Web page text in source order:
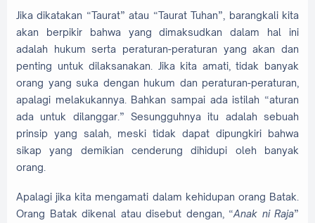
Jika dikatakan “Taurat” atau “Taurat Tuhan”, barangkali kita
akan berpikir bahwa yang dimaksudkan dalam hal ini
adalah hukum serta peraturan-peraturan yang akan dan
penting untuk dilaksanakan. Jika kita amati, tidak banyak
orang yang suka dengan hukum dan peraturan-peraturan,
apalagi melakukannya. Bahkan sampai ada istilah “aturan
ada untuk dilanggar.” Sesungguhnya itu adalah sebuah
prinsip yang salah, meski tidak dapat dipungkiri bahwa
sikap yang demikian cenderung dihidupi oleh banyak
orang.
Apalagi jika kita mengamati dalam kehidupan orang Batak.
Orang Batak dikenal atau disebut dengan, “Anak ni Raja”